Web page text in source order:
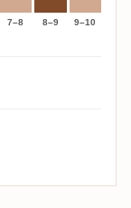
7–8 8–9 9–10